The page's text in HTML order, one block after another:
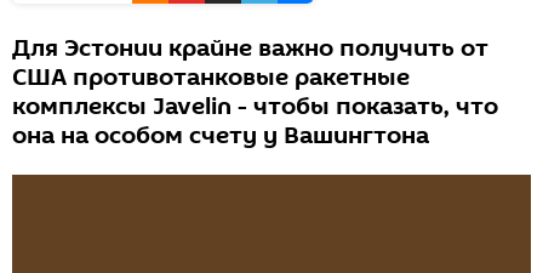
Для Эстонии крайне важно получить от
США противотанковые ракетные
комплексы Javelin - чтобы показать, что
она на особом счету у Вашингтона